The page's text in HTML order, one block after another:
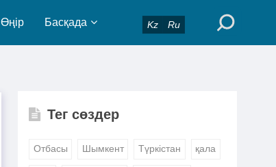
Kz Ru
Өңір Басқада
Тег сөздер
Отбасы Шымкент Түркістан қала